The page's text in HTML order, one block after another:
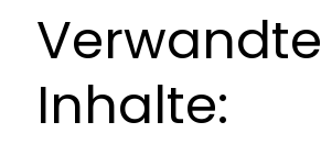
Verwandte
Inhalte: